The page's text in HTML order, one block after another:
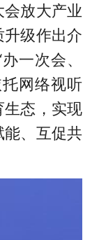
会放大产业
级作出介
一次会、
网络视听
生态，实现
、互促共